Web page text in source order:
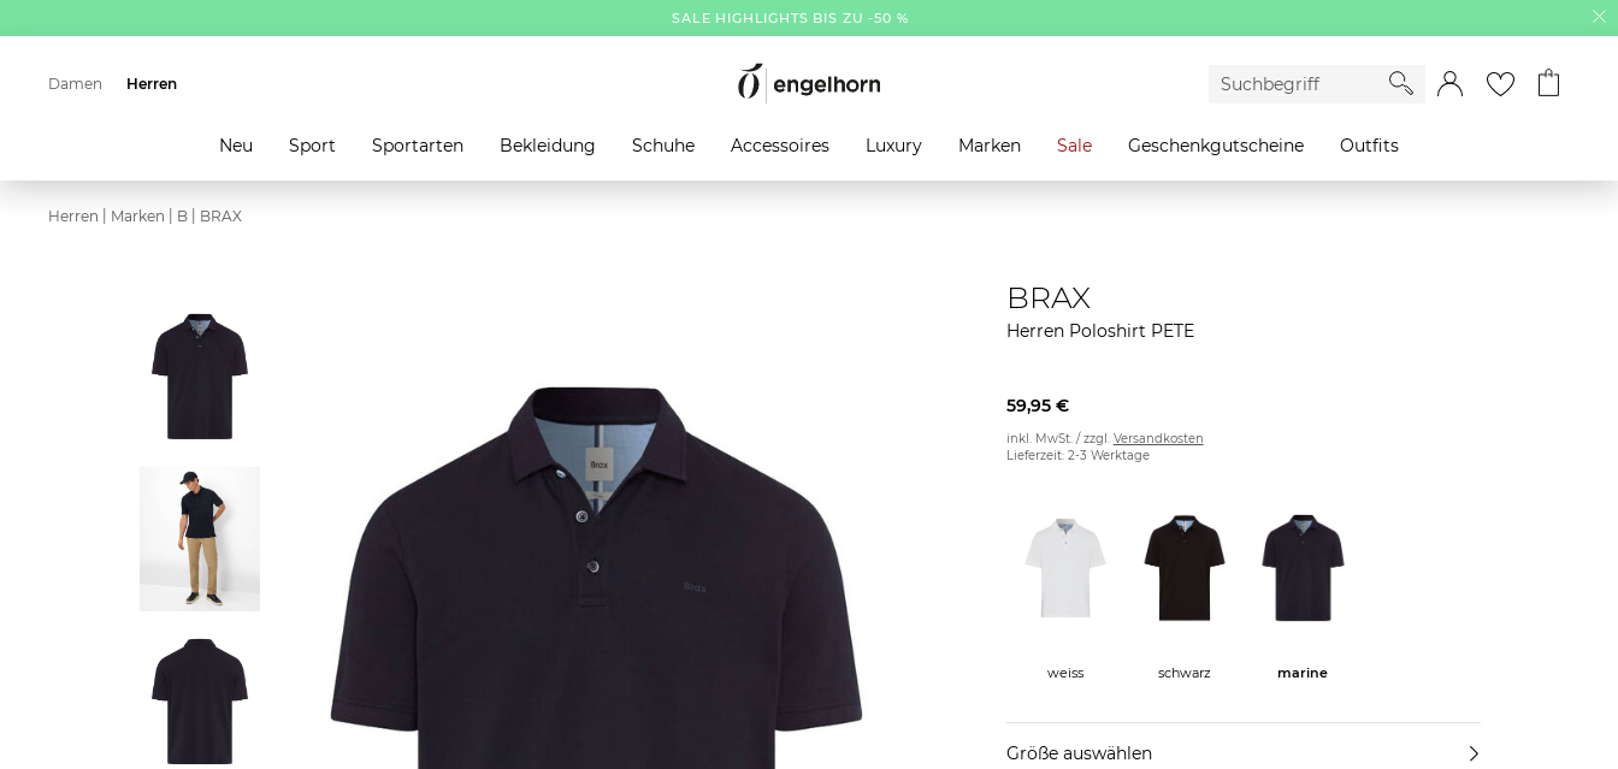
SALE HIGHLIGHTS BIS ZU -50 %
Damen Herren
Neu Sport Sportarten Bekleidung Schuhe Accessoires Luxury Marken Sale Geschenkgutscheine Outfits
Herren Marken B BRAX
BRAX
Herren Poloshirt PETE
59,95 €
inkl. MwSt. / zzgl. Versandkosten
Lieferzeit: 2-3 Werktage
weiss schwarz marine
Größe auswählen